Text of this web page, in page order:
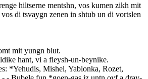
hiltserne mentshn, vos kumen zikh mit
di tsvaygn zenen in shtub un di vortslen
mit yungn blut.
hant, vi a fleysh-un-beynike.
*Yehudis, Mishel, Yablonka, Rozet,